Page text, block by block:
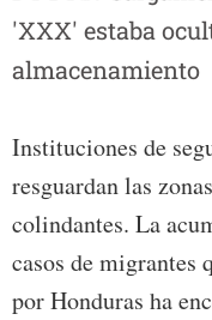
'XXX' estaba
almacenamiento
Instituciones de
resguardan las
colindantes. La
casos de migrantes
por Honduras ha